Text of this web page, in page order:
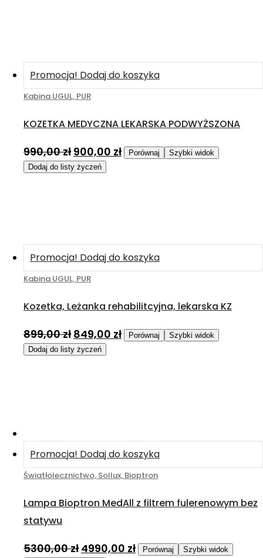
Promocja! Dodaj do koszyka
Kabina UGUL, PUR
KOZETKA MEDYCZNA LEKARSKA PODWYŻSZONA
990,00zł 900,00 zł Porównaj
Szybki widok
Dodaj do listy życzeń
Promocja! Dodaj do koszyka
Kabina UGUL, PUR
Kozetka, Leżanka rehabilitcyjna, lekarska KZ
899,00zł 849,00 zł Porównaj
Szybki widok
Dodaj do listy życzeń
Promocja! Dodaj do koszyka
Światłolecznictwo, Sollux, Bioptron
Lampa Bioptron MedAll z filtrem fulerenowym bez
statywu
5300,00zł 4990,00 zł Porównaj
Szybki widok